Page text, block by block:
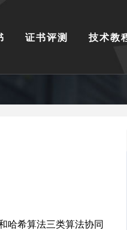
证书评测 技术教
哈希算法三类算法协同